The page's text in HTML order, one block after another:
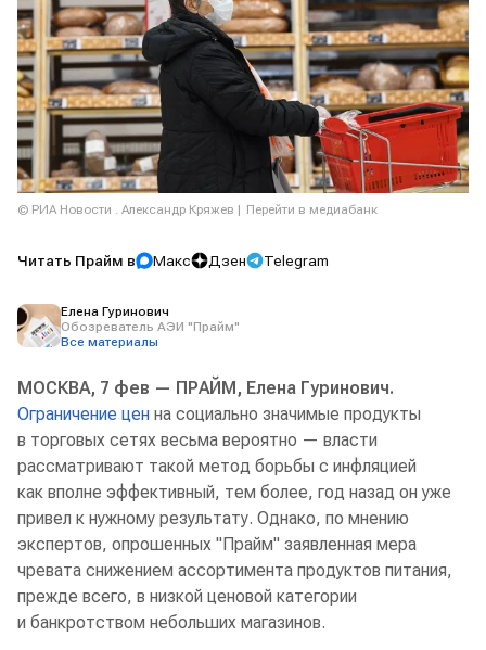
© РИА Новости . Александр Кряжев Перейти в медиабанк
Читать Прайм в Макс Дзен Telegram
Елена Гуринович
Обозреватель АЭИ "Прайм"
Все материалы
МОСКВА, 7 фев — ПРАЙМ, Елена Гуринович.
Ограничение цен на социально значимые продукты
в торговых сетях весьма вероятно — власти
рассматривают такой метод борьбы с инфляцией
как вполне эффективный, тем более, год назад он уже
привел к нужному результату. Однако, по мнению
экспертов, опрошенных "Прайм" заявленная мера
чревата снижением ассортимента продуктов питания,
прежде всего, в низкой ценовой категории
и банкротством небольших магазинов.